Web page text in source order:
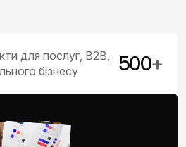
для послуг, B2B,
бізнесу
500+